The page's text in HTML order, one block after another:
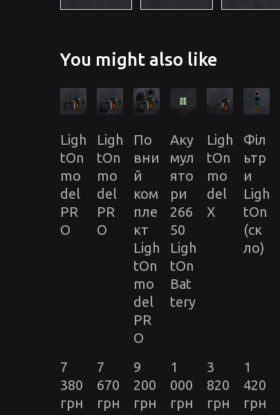
You might also like
Ligh
tOn
mo
del
PR
O
7
380
грн
Ligh
tOn
mo
del
PR
O
7
670
грн
По
вни
й
ком
пле
кт
Ligh
tOn
mo
del
PR
O
9
200
грн
Аку
мул
ято
ри
266
50
Ligh
tOn
Bat
tery
1
000
грн
Ligh
tOn
mo
del
X
3
820
грн
Філ
ьтр
и
Ligh
tOn
(ск
ло)
1
420
грн